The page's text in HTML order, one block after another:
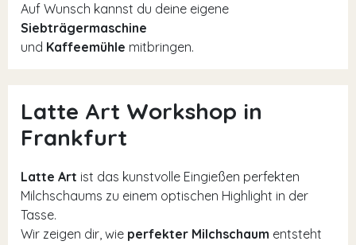
Auf Wunsch kannst du deine eigene
Siebträgermaschine
und Kaffeemühle mitbringen.
Latte Art Workshop in
Frankfurt
Latte Art ist das kunstvolle Eingießen perfekten
Milchschaums zu einem optischen Highlight in der
Tasse.
Wir zeigen dir, wie perfekter Milchschaum entsteht